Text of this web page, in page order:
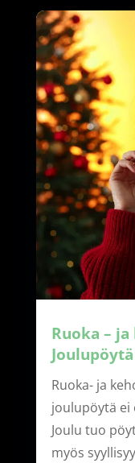
Ruoka –
Ruoka- ja
joulupöytä ei
Joulu tuo
myös